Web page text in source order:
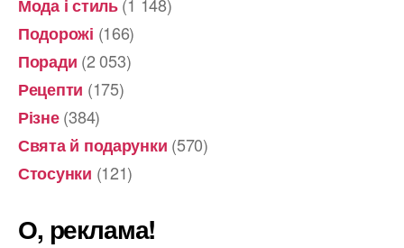
Мода і стиль
Подорожі (166)
Поради (2 053)
Рецепти (175)
Різне(384)
Свята й подарунки (570)
Стосунки (121)
О, реклама!